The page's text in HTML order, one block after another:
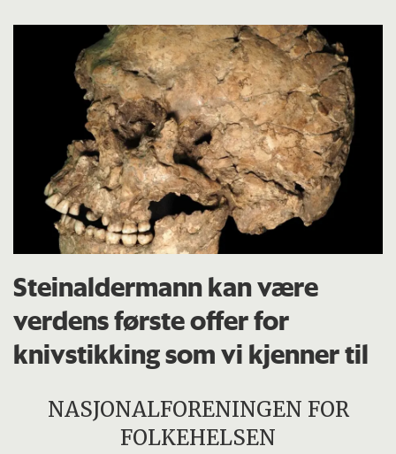
Steinaldermann kan være
verdens første offer for
knivstikking som vi kjenner til
NASJONALFORENINGEN FOR
FOLKEHELSEN